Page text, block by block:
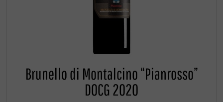
Brunello di Montalcino “Pianrosso”
DOCG 2020